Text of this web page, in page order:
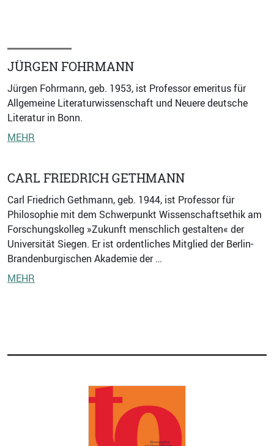
JÜRGEN FOHRMANN
Jürgen Fohrmann, geb. 1953, ist Professor emeritus für
Allgemeine Literaturwissenschaft und Neuere deutsche
Literatur in Bonn.
MEHR
CARL FRIEDRICH GETHMANN
Carl Friedrich Gethmann, geb. 1944, ist Professor für
Philosophie mit dem Schwerpunkt Wissenschaftsethik am
Forschungskolleg »Zukunft menschlich gestalten« der
Universität Siegen. Er ist ordentliches Mitglied der Berlin-
Brandenburgischen Akademie der …
MEHR